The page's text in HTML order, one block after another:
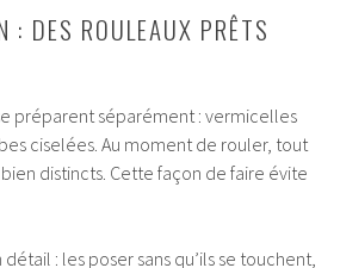
: DES ROULEAUX PRÊTS
préparent séparément : vermicelles
ciselées. Au moment de rouler, tout
distincts. Cette façon de faire évite
: les poser sans qu’ils se touchent,